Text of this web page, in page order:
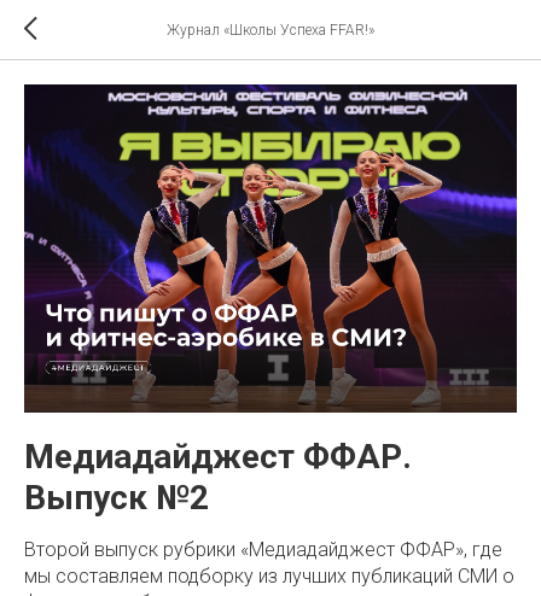
Журнал «Школы Успеха FFAR!»
Медиадайджест ФФАР.
Выпуск №2
Второй выпуск рубрики «Медиадайджест ФФАР», где
мы составляем подборку из лучших публикаций СМИ о